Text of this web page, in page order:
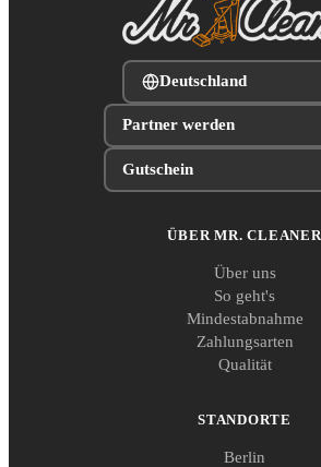
Deutschland
Partner werden
Gutschein
ÜBER MR. CLEANER
Über uns
So geht's
Mindestabnahme
Zahlungsarten
Qualität
STANDORTE
Berlin